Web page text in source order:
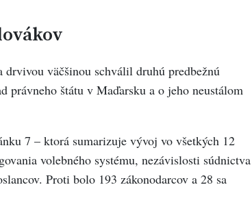
väčšinou schválil druhú predbežnú
právneho štátu v Maďarsku a o jeho neustálom
7 – ktorá sumarizuje vývoj vo všetkých 12
volebného systému, nezávislosti súdnictva
Proti bolo 193 zákonodarcov a 28 sa